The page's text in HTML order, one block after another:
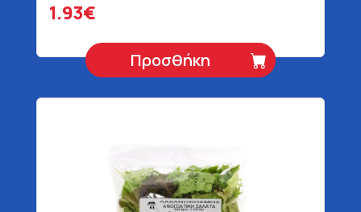
1.93€
Προσθήκη